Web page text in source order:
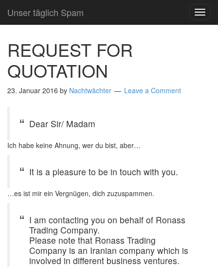
Unser täglich Spam
REQUEST FOR
QUOTATION
23. Januar 2016 by Nachtwächter Leave a Comment
Dear Sir/ Madam
Ich habe keine Ahnung, wer du bist, aber…
It is a pleasure to be in touch with you.
…es ist mir ein Vergnügen, dich zuzuspammen.
I am contacting you on behalf of Ronass
Trading Company.
Please note that Ronass Trading
Company is an Iranian company which is
involved in different business ventures.